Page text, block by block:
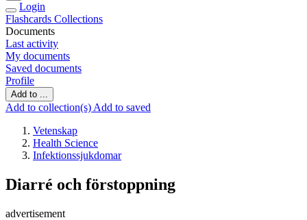
Login
Flashcards Collections
Documents
Last activity
My documents
Saved documents
Profile
Add to ...
Add to collection(s) Add to saved
Vetenskap
Health Science
Infektionssjukdomar
Diarré och förstoppning
advertisement